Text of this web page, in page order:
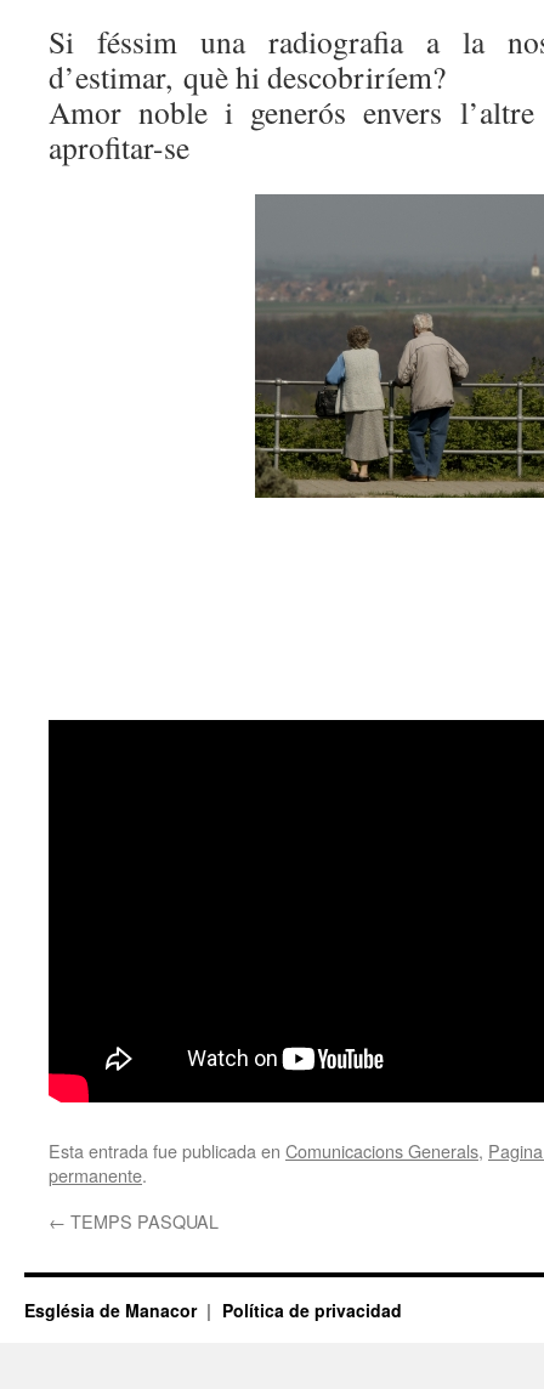
Si féssim una radiografia a la
d’estimar, què hi descobriríem?
Amor noble i generós envers
aprofitar-se
Esta entrada fue publicada en Comunicacions Generals,
permanente.
← TEMPS PASQUAL
Església de Manacor Política de privacidad